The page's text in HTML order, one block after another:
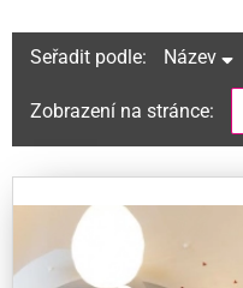
Seřadit podle: Název
Zobrazení na stránce: